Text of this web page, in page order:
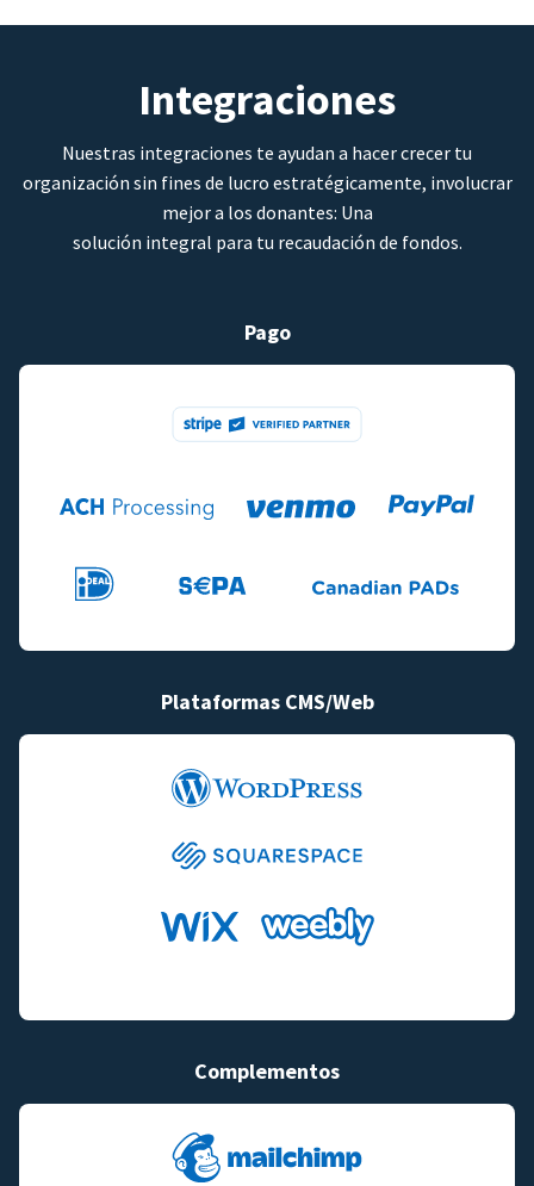
Integraciones
Nuestras integraciones te ayudan a hacer crecer tu
organización sin fines de lucro estratégicamente, involucrar
mejor a los donantes: Una
solución integral para tu recaudación de fondos.
Pago
Plataformas CMS/Web
Complementos